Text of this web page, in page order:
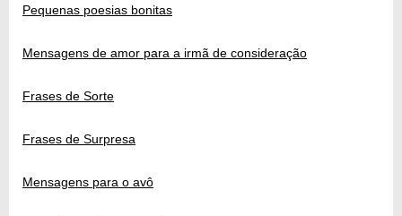
Pequenas poesias bonitas
Mensagens de amor para a irmã de consideração
Frases de Sorte
Frases de Surpresa
Mensagens para o avô